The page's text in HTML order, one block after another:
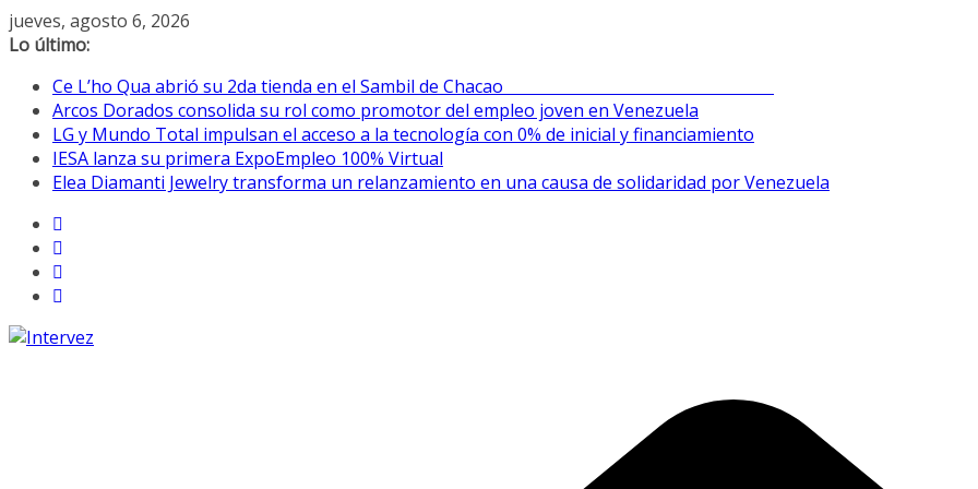
Saltar
al
jueves, agosto 6, 2026
Lo último:
Ce L’ho Qua abrió su 2da tienda en el Sambil de Chacao
Arcos Dorados consolida su rol como promotor del empleo joven en Venezuela
LG y Mundo Total impulsan el acceso a la tecnología con 0% de inicial y financiamiento
IESA lanza su primera ExpoEmpleo 100% Virtual
Elea Diamanti Jewelry transforma un relanzamiento en una causa de solidaridad por Venezuela